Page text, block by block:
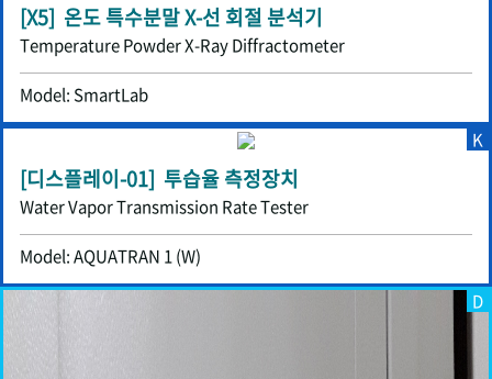
[X5] 온도 특수분말 X-선 회절 분석기
Temperature Powder X-Ray Diffractometer
Model: SmartLab
[디스플레이-01] 투습율 측정장치
Water Vapor Transmission Rate Tester
Model: AQUATRAN 1 (W)
K
D